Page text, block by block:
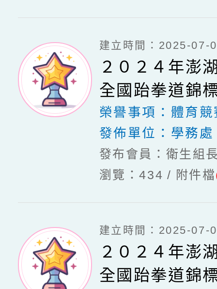
建立時間：2025-07-
２０２４年澎
全國跆拳道錦
榮譽事項： 體育競
發佈單位： 學務處
發布會員：衛生組
瀏覽：434
附件檔
建立時間：2025-07-
２０２４年澎
全國跆拳道錦